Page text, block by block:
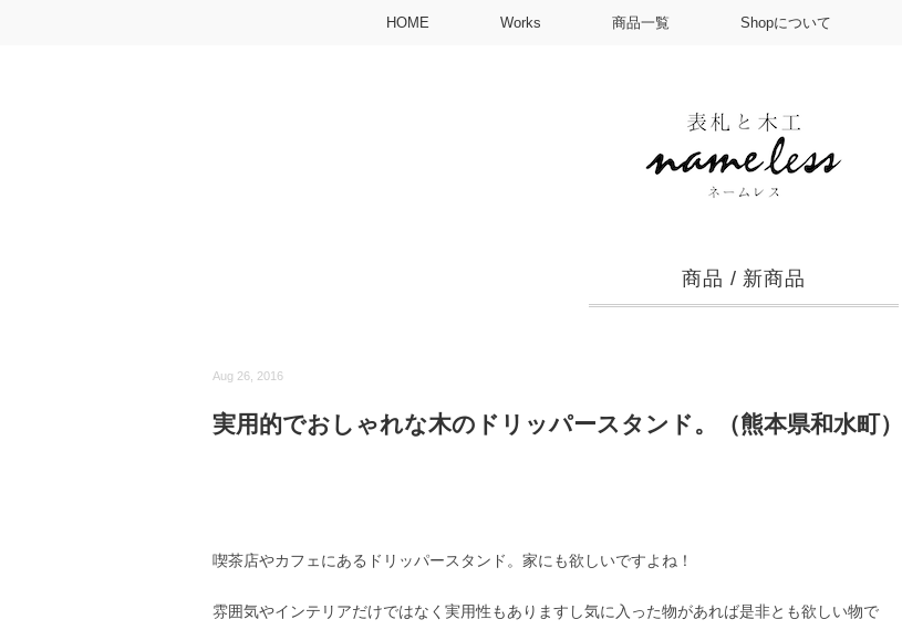
HOME Works 商品一覧 Shopについて
商品 / 新商品
Aug 26, 2016
実用的でおしゃれな木のドリッパースタンド。（熊本県和水町）
喫茶店やカフェにあるドリッパースタンド。家にも欲しいですよね！
雰囲気やインテリアだけではなく実用性もありますし気に入った物があれば是非とも欲しい物で